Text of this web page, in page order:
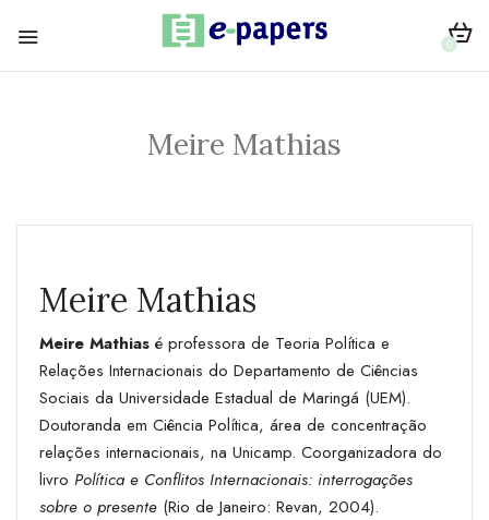
0
Meire Mathias
Meire Mathias
Meire Mathias é professora de Teoria Política e
Relações Internacionais do Departamento de Ciências
Sociais da Universidade Estadual de Maringá (UEM).
Doutoranda em Ciência Política, área de concentração
relações internacionais, na Unicamp. Coorganizadora do
livro Política e Conflitos Internacionais: interrogações
sobre o presente (Rio de Janeiro: Revan, 2004).